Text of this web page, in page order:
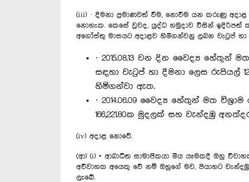
(iii) · දීමනා ප්‍රමාණවත් වීම, නොවීම යන කරුණු
නොහැක. කෙසේ වුවද, යුද්ධ හමුදාව විසින් ඉදිරිපත්
අගෝස්තු මාසයට අදාළව හිමිගන්වනු ලබන වැටුප්
· 2015.08.13 වන දින වෛද්‍ය
සඳහා වැටුප් හා දීමනා ලෙස රුපියල්
හිමිගන්වා ඇත.
· 2014.06.09 වෛද්‍ය හේතුන් මත
166,221.80ක මුදලක් සහ වැන්දඹු
(iv) අදාළ නොවේ.
(ආ) (i) • ආබාධිත සාමාජිකයා මිය යෑමකදී ඔහු
අවිවාහක අයෙකු වේ නම් ඔහුගේ මව, පියාහට
ලැබේ.